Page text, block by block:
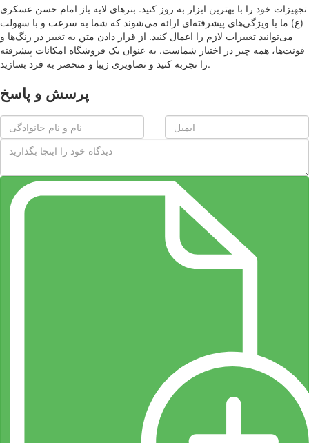
تجهیزات خود را با بهترین ابزار به روز کنید. بنرهای لایه باز امام حسن عسکری
(ع) ما با ویژگی‌های پیشرفته‌ای ارائه می‌شوند که شما به سرعت و با سهولت
می‌توانید تغییرات لازم را اعمال کنید. از قرار دادن متن به تغییر در رنگ‌ها و
فونت‌ها، همه چیز در اختیار شماست. به عنوان یک فروشگاه امکانات پیشرفته
را تجربه کنید و تصاویری زیبا و منحصر به فرد بسازید.
پرسش و پاسخ